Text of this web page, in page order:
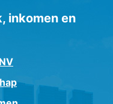
inkomen en